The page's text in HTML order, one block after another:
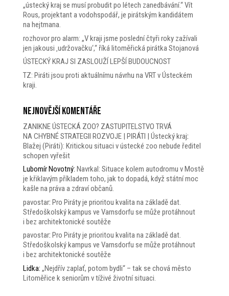
„ústecký kraj se musí probudit po létech zanedbávání.“ Vít
Rous, projektant a vodohspodář, je pirátským kandidátem
na hejtmana.
rozhovor pro alarm: „V kraji jsme poslední čtyři roky zažívali
jen jakousi ‚udržovačku‘,“ říká litoměřická pirátka Stojanová
ÚSTECKÝ KRAJ SI ZASLOUŽÍ LEPŠÍ BUDOUCNOST
TZ: Piráti jsou proti aktuálnímu návrhu na VRT v Ústeckém
kraji.
Nejnovější komentáře
ZANIKNE ÚSTECKÁ ZOO? ZASTUPITELSTVO TRVÁ
NA CHYBNÉ STRATEGII ROZVOJE | PIRÁTI | Ústecký kraj:
Blažej (Piráti): Kritickou situaci v ústecké zoo nebude ředitel
schopen vyřešit
Lubomír Novotný: Navrkal: Situace kolem autodromu v Mostě
je křiklavým příkladem toho, jak to dopadá, když státní moc
kašle na práva a zdraví občanů.
pavostar: Pro Piráty je prioritou kvalita na základě dat.
Středoškolský kampus ve Varnsdorfu se může protáhnout
i bez architektonické soutěže
pavostar: Pro Piráty je prioritou kvalita na základě dat.
Středoškolský kampus ve Varnsdorfu se může protáhnout
i bez architektonické soutěže
Lidka: „Nejdřív zaplať, potom bydli“ – tak se chová město
Litoměřice k seniorům v tíživé životní situaci.